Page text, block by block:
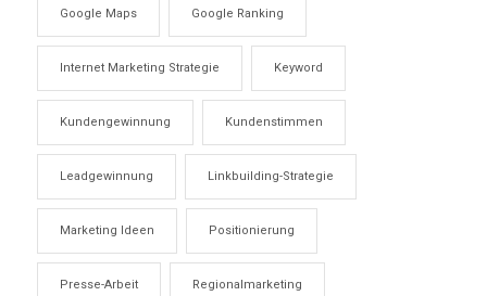
Google Maps Google Ranking
Internet Marketing Strategie Keyword
Kundengewinnung Kundenstimmen
Leadgewinnung Linkbuilding-Strategie
Marketing Ideen Positionierung
Presse-Arbeit Regionalmarketing